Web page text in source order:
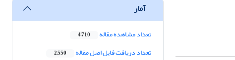
آمار
تعداد مشاهده مقاله 4,710
تعداد دریافت فایل اصل مقاله 2,550